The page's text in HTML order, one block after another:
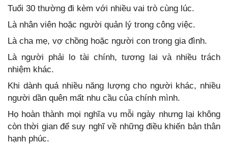
Tuổi 30 thường đi kèm với nhiều vai trò cùng lúc.
Là nhân viên hoặc người quản lý trong công việc.
Là cha mẹ, vợ chồng hoặc người con trong gia đình.
Là người phải lo tài chính, tương lai và nhiều trách
nhiệm khác.
Khi dành quá nhiều năng lượng cho người khác, nhiều
người dần quên mất nhu cầu của chính mình.
Họ hoàn thành mọi nghĩa vụ mỗi ngày nhưng lại không
còn thời gian để suy nghĩ về những điều khiến bản thân
hạnh phúc.